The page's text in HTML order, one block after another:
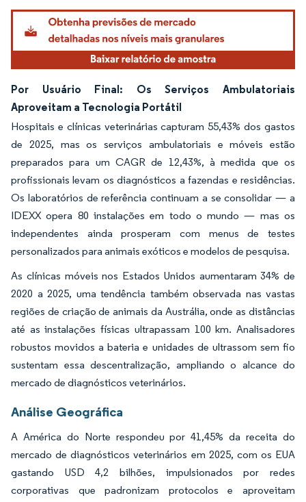
Por Usuário Final: Os Serviços Ambulatoriais
Aproveitam a Tecnologia Portátil
Hospitais e clínicas veterinárias capturam 55,43% dos gastos
de 2025, mas os serviços ambulatoriais e móveis estão
preparados para um CAGR de 12,43%, à medida que os
profissionais levam os diagnósticos a fazendas e residências.
Os laboratórios de referência continuam a se consolidar — a
IDEXX opera 80 instalações em todo o mundo — mas os
independentes ainda prosperam com menus de testes
personalizados para animais exóticos e modelos de pesquisa.
As clínicas móveis nos Estados Unidos aumentaram 34% de
2020 a 2025, uma tendência também observada nas vastas
regiões de criação de animais da Austrália, onde as distâncias
até as instalações físicas ultrapassam 100 km. Analisadores
robustos movidos a bateria e unidades de ultrassom sem fio
sustentam essa descentralização, ampliando o alcance do
mercado de diagnósticos veterinários.
Análise Geográfica
A América do Norte respondeu por 41,45% da receita do
mercado de diagnósticos veterinários em 2025, com os EUA
gastando USD 4,2 bilhões, impulsionados por redes
corporativas que padronizam protocolos e aproveitam